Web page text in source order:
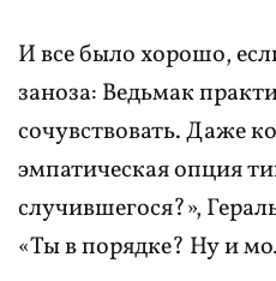
И все было хорошо,
заноза: Ведьмак
сочувствовать. Даже
эмпатическая опция
случившегося?»,
«Ты в порядке? Ну и